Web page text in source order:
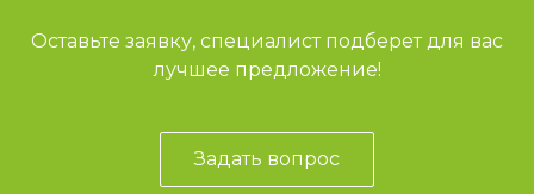
Оставьте заявку, специалист подберет для вас
лучшее предложение!
Задать вопрос